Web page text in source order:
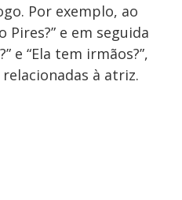
Por exemplo, ao
Pires?” e em seguida
e “Ela tem irmãos?”,
à atriz.